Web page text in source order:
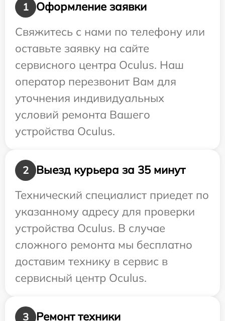
1
Оформление заявки
Свяжитесь с нами по телефону или
оставьте заявку на сайте
сервисного центра Oculus. Наш
оператор перезвонит Вам для
уточнения индивидуальных
условий ремонта Вашего
устройства Oculus.
2
Выезд курьера за 35 минут
Технический специалист приедет по
указанному адресу для проверки
устройства Oculus. В случае
сложного ремонта мы бесплатно
доставим технику в сервис в
сервисный центр Oculus.
3
Ремонт техники